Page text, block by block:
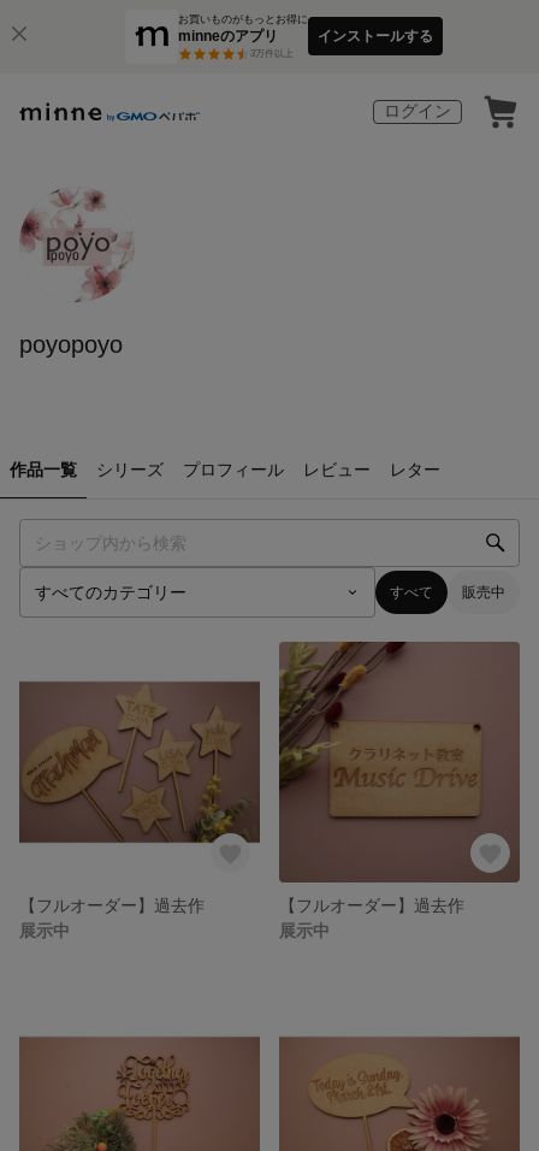
お買いものがもっとお得に
minneのアプリ
3万件以上
インストールする
ログイン
poyopoyo
作品一覧 シリーズ プロフィール レビュー レター
すべて 販売中
【フルオーダー】過去作
展示中
【フルオーダー】過去作
展示中